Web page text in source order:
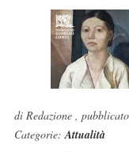
di Redazione ,
Categorie:Attualità